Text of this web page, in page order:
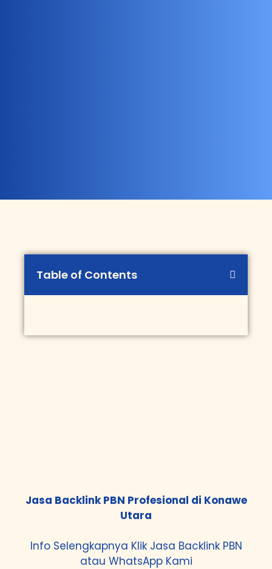
Table of Contents
Jasa Backlink PBN Profesional di Konawe
Utara
Info Selengkapnya Klik Jasa Backlink PBN
atau WhatsApp Kami